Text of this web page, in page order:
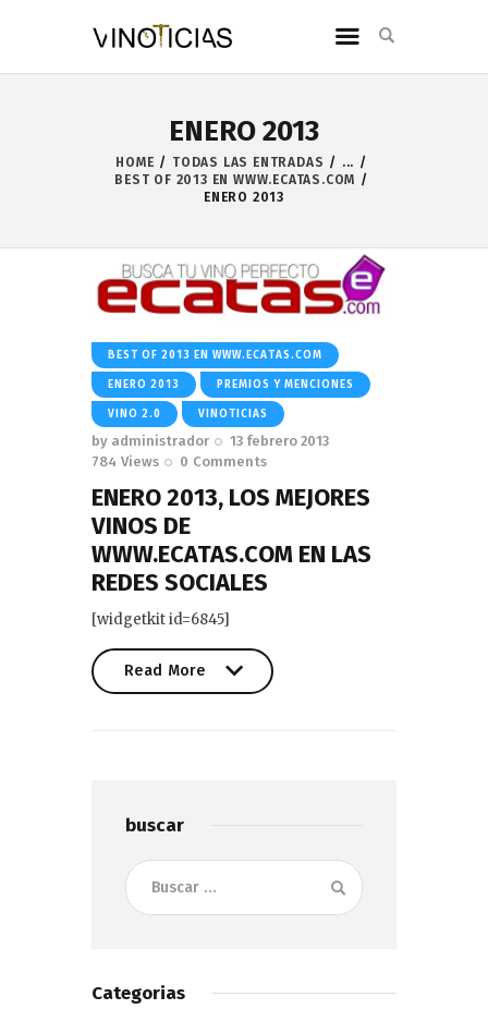
ENERO 2013
HOME TODAS LAS ENTRADAS
...
BEST OF 2013 EN WWW.ECATAS.COM
ENERO 2013
BEST OF 2013 EN WWW.ECATAS.COM
ENERO 2013 PREMIOS Y MENCIONES
VINO 2.0 VINOTICIAS
by administrador
13 febrero 2013
784 Views 0 Comments
ENERO 2013, LOS MEJORES
VINOS DE
WWW.ECATAS.COM EN LAS
REDES SOCIALES
[widgetkit id=6845]
Read More
buscar
Buscar:
Categorias